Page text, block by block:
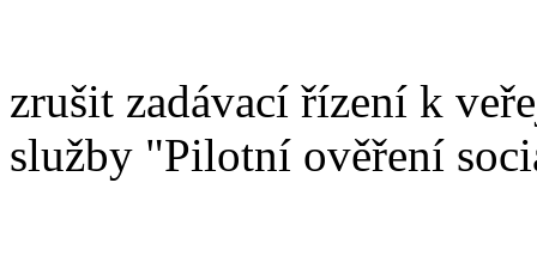
zrušit zadávací řízení k
služby "Pilotní ověření